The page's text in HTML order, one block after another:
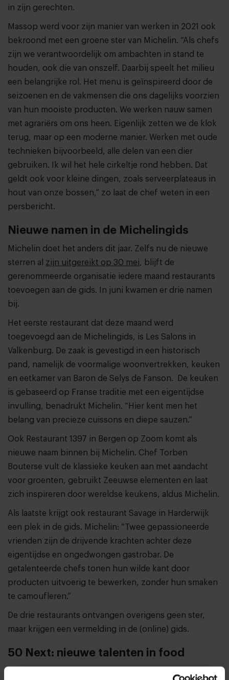
in zijn gerechten.
Massop werd voor zijn manier van werken in 2021 ook
bekroond met een groene ster van Michelin. “Als chefs
zijn we verantwoordelijk om ambachten in stand te
houden, ook die van onszelf. Daarbij speelt het milieu
een belangrijke rol. Het menu is geïnspireerd door de
seizoenen en de vakmensen die ons dagelijks voorzien
van hun mooiste producten. We werken nauw samen
met agrariërs om ons heen. Eigenlijk zetten we de klok
terug, maar op een moderne manier. Werken met oude
technieken bijvoorbeeld, alle delen van een dier
gebruiken. Ik wil het hele cirkeltje rond hebben. Dat
geldt ook voor kleine dingen, zoals serveerplateaus in
hout van onze bossen,” zo laat de chef weten in een
persbericht.
Nieuwe namen in de Michelingids
Michelin doet het anders dit jaar. Zelfs nu de nieuwe
sterren al zijn uitgereikt op 30 mei, blijft de
gerenommeerde organisatie iedere maand restaurants
toevoegen aan de gids. In juni kwamen er drie namen
bij.
Het eerste restaurant dat deze maand werd
toegevoegd aan de Michelingids, is Les Salons in
Valkenburg. De zaak is gevestigd in een historisch
pand, namelijk de voormalige woonvertrekken, keuken
en eetkamer van Baron de Selys de Fanson. De keuken
is gebaseerd op Franse traditie met een eigentijdse
invulling, benadrukt Michelin. “Hier kent men het
belang van precieze cuissons en diepe sauzen.”
Ook Restaurant 1397 in Bergen op Zoom komt als
nieuwe naam binnen bij Michelin. Chef Torben
Bouterse vult de klassieke keuken aan met aandacht
voor groenten, gebruikt Zeeuwse elementen en laat
zich inspireren door wereldse keukens, aldus Michelin.
Als laatste krijgt ook restaurant Savage in Harderwijk
een plek in de gids. Michelin: “Twee gepassioneerde
vrienden zijn de drijvende krachten achter deze
eigentijdse en ongedwongen gastrobar. De
getalenteerde chefs tonen hun wilde kant door
producten uitvoerig te bewerken, zonder hun smaken
te camoufleren.”
De drie restaurants ontvangen overigens geen ster,
maar krijgen een vermelding in de (online) gids.
50 Next: nieuwe talenten in food